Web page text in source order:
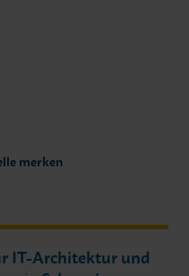
merken
IT-Architektur und